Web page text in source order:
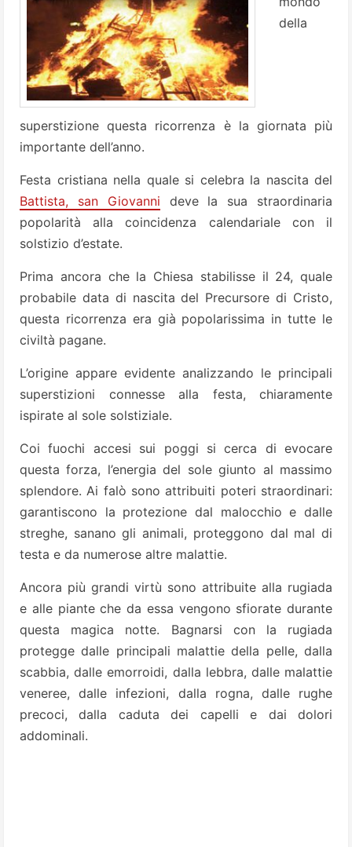
della
superstizione questa ricorrenza è la giornata più
importante dell’anno.
Festa cristiana nella quale si celebra la nascita del
Battista, san Giovanni deve la sua straordinaria
popolarità alla coincidenza calendariale con il
solstizio d’estate.
Prima ancora che la Chiesa stabilisse il 24, quale
probabile data di nascita del Precursore di Cristo,
questa ricorrenza era già popolarissima in tutte le
civiltà pagane.
L’origine appare evidente analizzando le principali
superstizioni connesse alla festa, chiaramente
ispirate al sole solstiziale.
Coi fuochi accesi sui poggi si cerca di evocare
questa forza, l’energia del sole giunto al massimo
splendore. Ai falò sono attribuiti poteri straordinari:
garantiscono la protezione dal malocchio e dalle
streghe, sanano gli animali, proteggono dal mal di
testa e da numerose altre malattie.
Ancora più grandi virtù sono attribuite alla rugiada
e alle piante che da essa vengono sfiorate durante
questa magica notte. Bagnarsi con la rugiada
protegge dalle principali malattie della pelle, dalla
scabbia, dalle emorroidi, dalla lebbra, dalle malattie
veneree, dalle infezioni, dalla rogna, dalle rughe
precoci, dalla caduta dei capelli e dai dolori
addominali.